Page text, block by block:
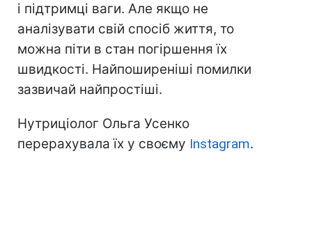
і підтримці ваги. Але якщо не
аналізувати свій спосіб життя, то
можна піти в стан погіршення їх
швидкості. Найпоширеніші помилки
зазвичай найпростіші.
Нутриціолог Ольга Усенко
перерахувала їх у своєму Instagram.